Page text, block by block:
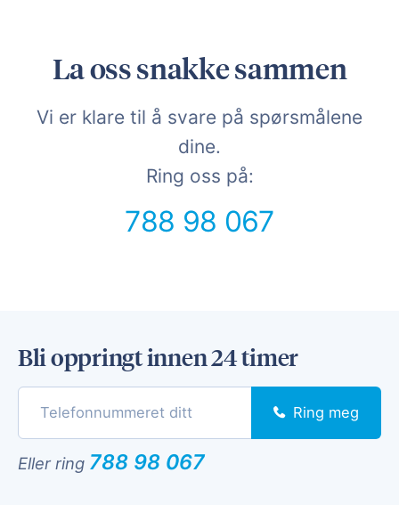
La oss snakke sammen
Vi er klare til å svare på spørsmålene
dine.
Ring oss på:
788 98 067
Bli oppringt innen 24 timer
Ring meg
Eller ring 788 98 067